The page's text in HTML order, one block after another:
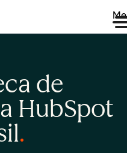
de
HubSpot